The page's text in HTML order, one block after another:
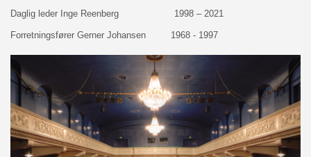
Daglig leder Inge Reenberg 1998 – 2021
Forretningsfører Gerner Johansen 1968 - 1997